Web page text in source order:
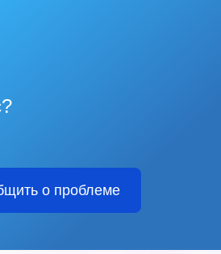
о проблеме